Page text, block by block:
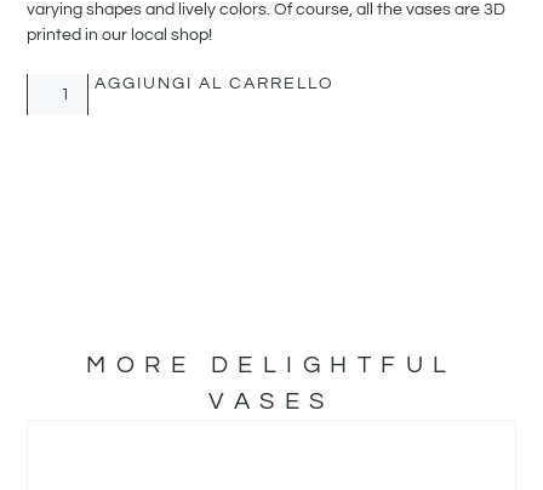
varying shapes and lively colors. Of course, all the vases are 3D
printed in our local shop!
AGGIUNGI AL CARRELLO
MORE DELIGHTFUL
VASES